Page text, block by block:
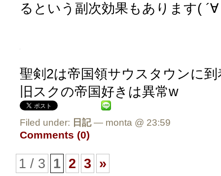
るという副次効果もあります(
聖剣2は帝国領サウスタウンに到
旧スクの帝国好きは異常w
Filed under: 日記— monta @ 23:59
Comments (0)
1 / 3 1 2 3 »